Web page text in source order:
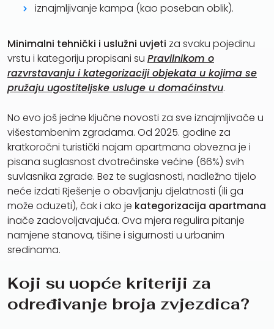
iznajmljivanje kampa (kao poseban oblik).
Minimalni tehnički i uslužni uvjeti za svaku pojedinu
vrstu i kategoriju propisani su Pravilnikom o
razvrstavanju i kategorizaciji objekata u kojima se
pružaju ugostiteljske usluge u domaćinstvu.
No evo još jedne ključne novosti za sve iznajmljivače u
višestambenim zgradama. Od 2025. godine za
kratkoročni turistički najam apartmana obvezna je i
pisana suglasnost dvotrećinske većine (66%) svih
suvlasnika zgrade. Bez te suglasnosti, nadležno tijelo
neće izdati Rješenje o obavljanju djelatnosti (ili ga
može oduzeti), čak i ako je kategorizacija apartmana
inače zadovoljavajuća. Ova mjera regulira pitanje
namjene stanova, tišine i sigurnosti u urbanim
sredinama.
Koji su uopće kriteriji za
određivanje broja zvjezdica?